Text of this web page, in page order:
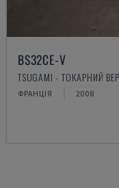
BS32CE-V
TSUGAMI - ТОКАРНИЙ
ФРАНЦІЯ 2008